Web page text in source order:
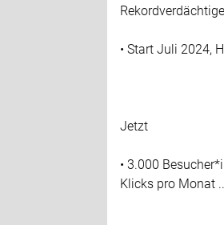
• Start Juli 2024,
Jetzt
• 3.000
Klicks pro Monat